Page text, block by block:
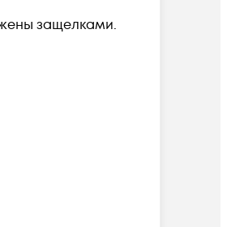
защелками.